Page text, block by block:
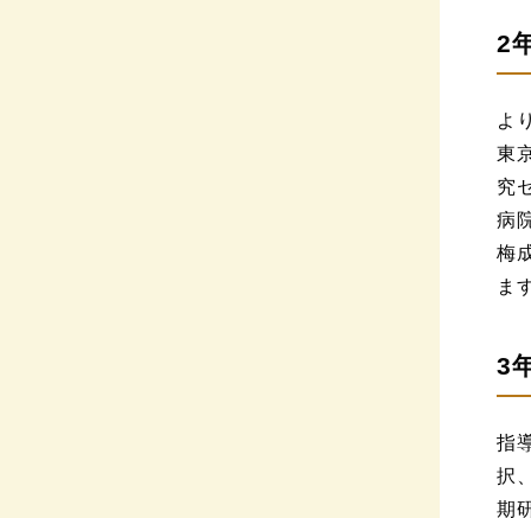
2
よ
東
究
病
梅
ま
3
指
択
期